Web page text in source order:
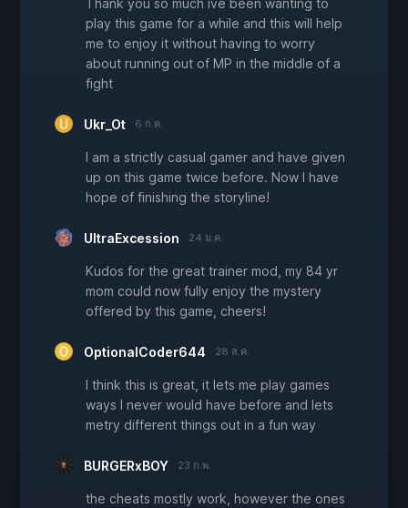
Thank you so much ive been wanting to
play this game for a while and this will help
me to enjoy it without having to worry
about running out of MP in the middle of a
fight
Ukr_Ot 6 ก.ค.
I am a strictly casual gamer and have given
up on this game twice before. Now I have
hope of finishing the storyline!
UltraExcession 24 ม.ค.
Kudos for the great trainer mod, my 84 yr
mom could now fully enjoy the mystery
offered by this game, cheers!
OptionalCoder644 28 ส.ค.
I think this is great, it lets me play games
ways I never would have before and lets
metry different things out in a fun way
BURGERxBOY 23 ก.พ.
the cheats mostly work, however the ones